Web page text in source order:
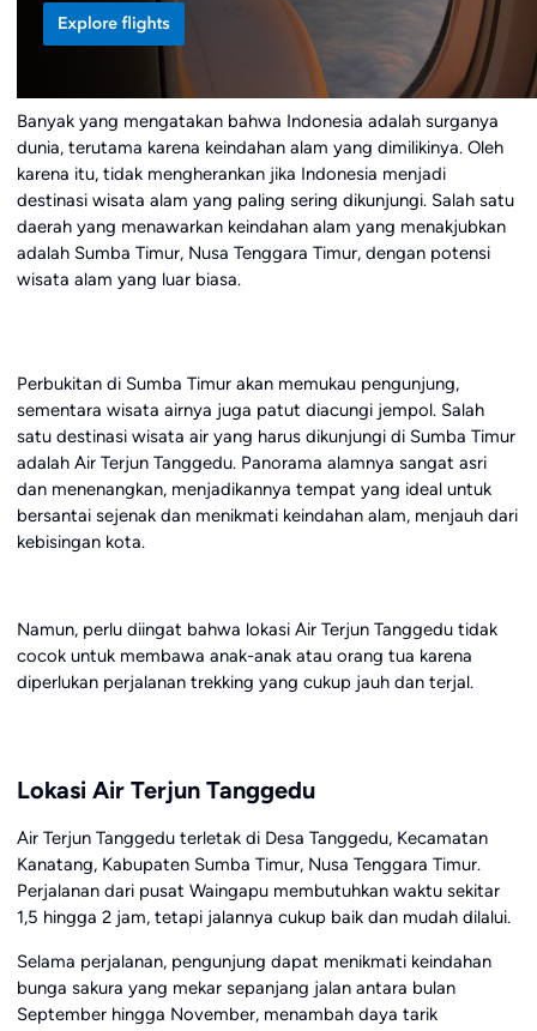
Banyak yang mengatakan bahwa Indonesia adalah surganya
dunia, terutama karena keindahan alam yang dimilikinya. Oleh
karena itu, tidak mengherankan jika Indonesia menjadi
destinasi wisata alam yang paling sering dikunjungi. Salah satu
daerah yang menawarkan keindahan alam yang menakjubkan
adalah Sumba Timur, Nusa Tenggara Timur, dengan potensi
wisata alam yang luar biasa.
Perbukitan di Sumba Timur akan memukau pengunjung,
sementara wisata airnya juga patut diacungi jempol. Salah
satu destinasi wisata air yang harus dikunjungi di Sumba Timur
adalah Air Terjun Tanggedu. Panorama alamnya sangat asri
dan menenangkan, menjadikannya tempat yang ideal untuk
bersantai sejenak dan menikmati keindahan alam, menjauh dari
kebisingan kota.
Namun, perlu diingat bahwa lokasi Air Terjun Tanggedu tidak
cocok untuk membawa anak-anak atau orang tua karena
diperlukan perjalanan trekking yang cukup jauh dan terjal.
Lokasi Air Terjun Tanggedu
Air Terjun Tanggedu terletak di Desa Tanggedu, Kecamatan
Kanatang, Kabupaten Sumba Timur, Nusa Tenggara Timur.
Perjalanan dari pusat Waingapu membutuhkan waktu sekitar
1,5 hingga 2 jam, tetapi jalannya cukup baik dan mudah dilalui.
Selama perjalanan, pengunjung dapat menikmati keindahan
bunga sakura yang mekar sepanjang jalan antara bulan
September hingga November, menambah daya tarik